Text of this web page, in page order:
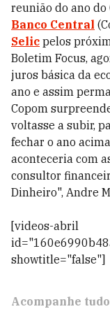
reunião do ano
Banco Central
Selic pelos
Boletim Focus,
juros básica da
ano e assim
Copom
voltasse a subir,
fechar o ano
aconteceria com
consultor
Dinheiro", Andre
[videos-abril
showtitle="false"]
Acompanhe